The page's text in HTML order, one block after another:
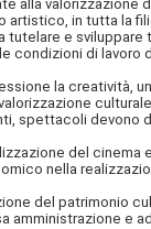
alla
in tutta la
tutelare e
di lavoro
la creatività,
spettacoli
del cinema
nella
del patrimonio
e